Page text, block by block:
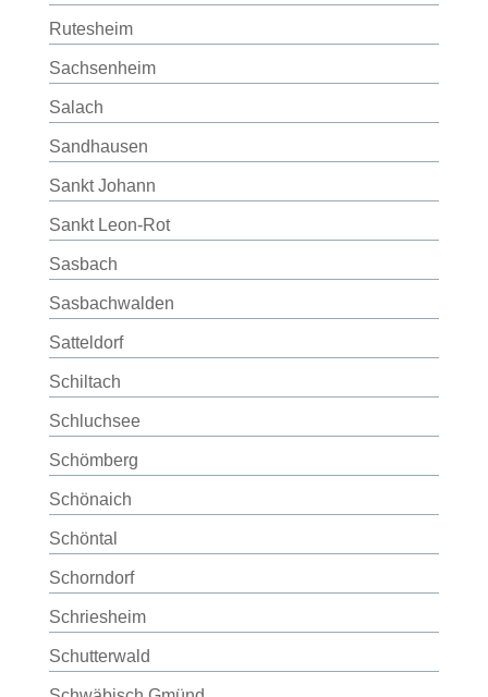
Rutesheim
Sachsenheim
Salach
Sandhausen
Sankt Johann
Sankt Leon-Rot
Sasbach
Sasbachwalden
Satteldorf
Schiltach
Schluchsee
Schömberg
Schönaich
Schöntal
Schorndorf
Schriesheim
Schutterwald